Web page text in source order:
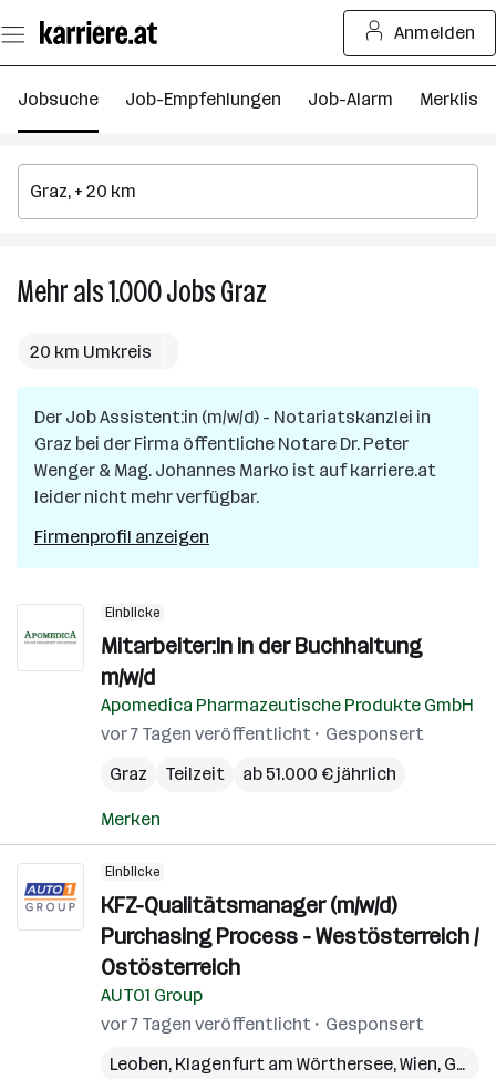
Seiteninhalt
springen
Anmelden
Jobsuche Job-Empfehlungen Job-Alarm Merkliste
Mehr als 1.000JobsGraz
in
Graz
20 km Umkreis
Der JobAssistent:in (m/w/d) - Notariatskanzlei in
Graz bei der Firma öffentliche Notare Dr. Peter
Wenger & Mag. Johannes Marko ist auf karriere.at
leider nicht mehr verfügbar.
Firmenprofil anzeigen
Einblicke
Mitarbeiter:In in der Buchhaltung
m/w/d
Apomedica Pharmazeutische Produkte GmbH
vor 7 Tagen veröffentlicht
Gesponsert
Graz
Teilzeit ab 51.000 € jährlich
Merken
Einblicke
KFZ-Qualitätsmanager (m/w/d)
Purchasing Process - Westösterreich /
Ostösterreich
AUTO1 Group
vor 7 Tagen veröffentlicht
Gesponsert
Leoben, Klagenfurt am Wörthersee,Wien, Graz